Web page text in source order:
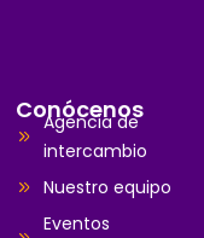
Conócenos
Agencia de
intercambio
Nuestro equipo
Eventos